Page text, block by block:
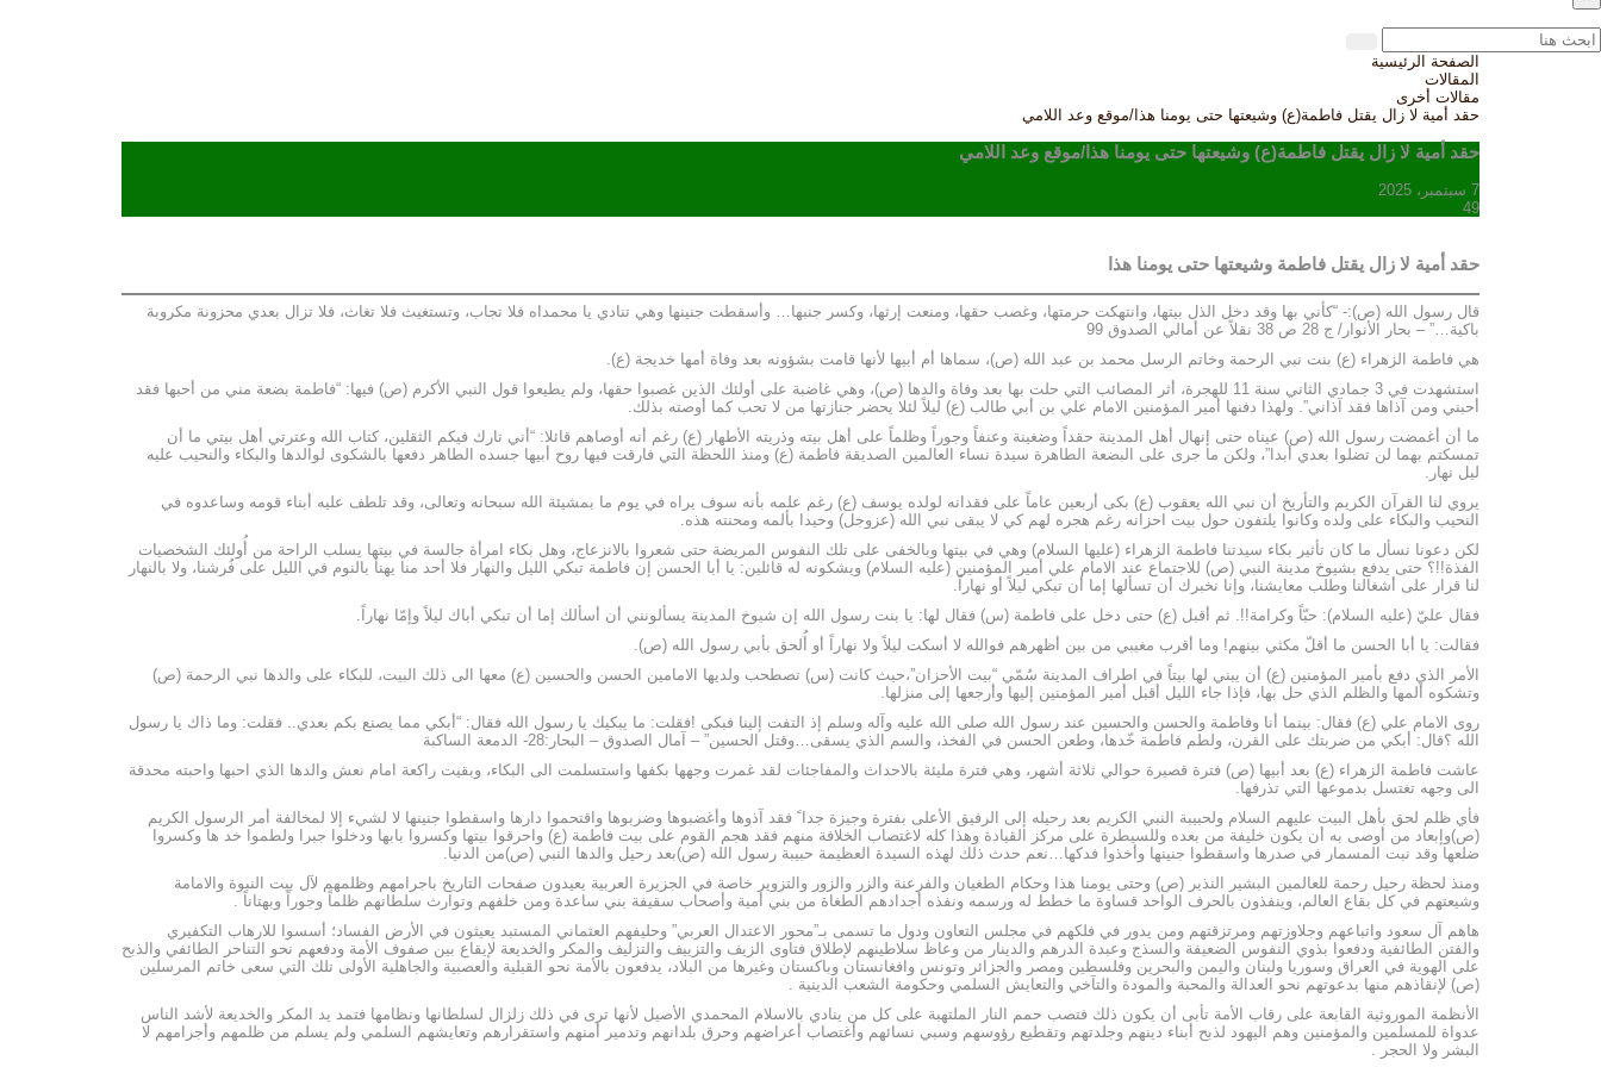
الصفحة الرئيسية
المقالات
مقالات أخرى
حقد أمية لا زال يقتل فاطمة(ع) وشيعتها حتى يومنا هذا/موقع وعد اللامي
حقد أمية لا زال يقتل فاطمة(ع) وشيعتها حتى يومنا هذا/موقع وعد اللامي
7 سبتمبر، 2025
49
حقد أمية لا زال يقتل فاطمة وشيعتها حتى يومنا هذا
قال رسول الله (ص):- “كأني بها وقد دخل الذل بيتها، وانتهكت حرمتها، وغصب حقها، ومنعت إرثها، وكسر جنبها… وأسقطت جنينها وهي تنادي يا محمداه فلا تجاب، وتستغيث فلا تغاث، فلا تزال بعدي محزونة مكروبة
باكية…” – بحار الأنوار/ ج 28 ص 38 نقلاً عن أمالي الصدوق 99
هي فاطمة الزهراء (ع) بنت نبي الرحمة وخاتم الرسل محمد بن عبد الله (ص)، سماها أم أبيها لأنها قامت بشؤونه بعد وفاة أمها خديجة (ع).
استشهدت في 3 جمادي الثاني سنة 11 للهجرة، أثر المصائب التي حلت بها بعد وفاة والدها (ص)، وهي غاضبة على أولئك الذين غصبوا حقها، ولم يطيعوا قول النبي الأكرم (ص) فيها: “فاطمة بضعة مني من أحبها فقد
أحبني ومن آذاها فقد آذاني”. ولهذا دفنها أمير المؤمنين الامام علي بن أبي طالب (ع) ليلاً لئلا يحضر جنازتها من لا تحب كما أوصته بذلك.
ما أن أغمضت رسول الله (ص) عيناه حتى إنهال أهل المدينة حقداً وضغينة وعنفاً وجوراً وظلماً على أهل بيته وذريته الأطهار (ع) رغم أنه أوصاهم قائلا: “أني تارك فيكم الثقلين، كتاب الله وعترتي أهل بيتي ما أن
تمسكتم بهما لن تضلوا بعدي أبدا”، ولكن ما جرى على البضعة الطاهرة سيدة نساء العالمين الصديقة فاطمة (ع) ومنذ اللحظة التي فارقت فيها روح أبيها جسده الطاهر دفعها بالشكوى لوالدها والبكاء والنحيب عليه
ليل نهار.
يروي لنا القرآن الكريم والتأريخ أن نبي الله يعقوب (ع) بكى أربعين عاماً على فقدانه لولده يوسف (ع) رغم علمه بأنه سوف يراه في يوم ما بمشيئة الله سبحانه وتعالى، وقد تلطف عليه أبناء قومه وساعدوه في
النحيب والبكاء على ولده وكانوا يلتفون حول بيت احزانه رغم هجره لهم كي لا يبقى نبي الله (عزوجل) وحيدا بألمه ومحنته هذه.
لكن دعونا نسأل ما كان تأثير بكاء سيدتنا فاطمة الزهراء (عليها السلام) وهي في بيتها وبالخفى على تلك النفوس المريضة حتى شعروا بالانزعاج، وهل بكاء امرأة جالسة في بيتها يسلب الراحة من أُولئك الشخصيات
الفذة‍‍!!؟ حتى يدفع بشيوخ مدينة النبي (ص) للاجتماع عند الامام علي أمير المؤمنين (عليه السلام) ويشكونه له قائلين: يا أبا الحسن إن فاطمة تبكي الليل والنهار فلا أحد منا يهنأ بالنوم في الليل على فُرشنا، ولا بالنهار
لنا قرار على أشغالنا وطلب معايشنا، وإنا نخبرك أن تسألها إما أن تبكي ليلاً أو نهاراً.
فقال عليّ (عليه السلام): حبّاً وكرامة!!. ثم أقبل (ع) حتى دخل على فاطمة (س) فقال لها: يا بنت رسول الله إن شيوخ المدينة يسألونني أن أسألك إما أن تبكي أباك ليلاً وإمّا نهاراً.
فقالت: يا أبا الحسن ما أقلّ مكثي بينهم! وما أقرب مغيبي من بين أظهرهم فوالله لا أسكت ليلاً ولا نهاراً أو أُلحق بأبي رسول الله (ص).
الأمر الذي دفع بأمير المؤمنين (ع) أن يبني لها بيتاً في اطراف المدينة سُمّي “بيت الأحزان”،حيث كانت (س) تصطحب ولديها الامامين الحسن والحسين (ع) معها الى ذلك البيت، للبكاء على والدها نبي الرحمة (ص)
وتشكوه ألمها والظلم الذي حل بها، فإذا جاء الليل أقبل أمير المؤمنين إليها وأرجعها إلى منزلها.
روى الامام علي (ع) فقال: بينما أنا وفاطمة والحسن والحسين عند رسول الله صلى الله عليه وآله وسلم إذ التفت إلينا فبكى !فقلت: ما يبكيك يا رسول الله فقال: “أبكي مما يصنع بكم بعدي.. فقلت: وما ذاك يا رسول
الله ؟قال: أبكي من ضربتك على القرن، ولطم فاطمة خّدها، وطعن الحسن في الفخذ، والسم الذي يسقى…وقتل الحسين” – آمال الصدوق – البحار:28- الدمعة الساكبة
عاشت فاطمة الزهراء (ع) بعد أبيها (ص) فترة قصيرة حوالي ثلاثة أشهر، وهي فترة مليئة بالاحداث والمفاجئات لقد غمرت وجهها بكفها واستسلمت الى البكاء، وبقيت راكعة امام نعش والدها الذي احبها واحبته محدقة
الى وجهه تغتسل بدموعها التي تذرفها.
فأي ظلم لحق بأهل البيت عليهم السلام ولحبيبة النبي الكريم بعد رحيله إلى الرفيق الأعلى بفترة وجيزة جدا ً فقد آذوها وأغضبوها وضربوها واقتحموا دارها واسقطوا جنينها لا لشيء إلا لمخالفة أمر الرسول الكريم
(ص)وإبعاد من أوصى به أن يكون خليفة من بعده وللسيطرة على مركز القيادة وهذا كله لاغتصاب الخلافة منهم فقد هجم القوم على بيت فاطمة (ع) واحرقوا بيتها وكسروا بابها ودخلوا جبرا ولطموا خد ها وكسروا
ضلعها وقد نبت المسمار في صدرها واسقطوا جنينها وأخذوا فدكها…نعم حدث ذلك لهذه السيدة العظيمة حبيبة رسول الله (ص)بعد رحيل والدها النبي (ص)من الدنيا.
ومنذ لحظة رحيل رحمة للعالمين البشير النذير (ص) وحتى يومنا هذا وحكام الطغيان والفرعنة والزر والزور والتزوير خاصة في الجزيرة العربية يعيدون صفحات التاريخ باجرامهم وظلمهم لآل بيت النبوة والامامة
وشيعتهم في كل بقاع العالم، وينفذون بالحرف الواحد قساوة ما خطط له ورسمه ونفذه أجدادهم الطغاة من بني أمية وأصحاب سقيفة بني ساعدة ومن خلفهم وتوارث سلطانهم ظلماً وجوراً وبهتاناً .
هاهم آل سعود واتباعهم وجلاوزتهم ومرتزقتهم ومن يدور في فلكهم في مجلس التعاون ودول ما تسمى بـ”محور الاعتدال العربي” وحليفهم العثماني المستبد يعيثون في الأرض الفساد؛ أسسوا للارهاب التكفيري
والفتن الطائفية ودفعوا بذوي النفوس الضعيفة والسذج وعبدة الدرهم والدينار من وعاظ سلاطينهم لإطلاق فتاوى الزيف والتزييف والتزليف والمكر والخديعة لإيقاع بين صفوف الأمة ودفعهم نحو التناحر الطائفي والذبح
على الهوية في العراق وسوريا ولبنان واليمن والبحرين وفلسطين ومصر والجزائر وتونس وافغانستان وباكستان وغيرها من البلاد، يدفعون بالأمة نحو القبلية والعصبية والجاهلية الأولى تلك التي سعى خاتم المرسلين
(ص) لإنقاذهم منها بدعوتهم نحو العدالة والمحبة والمودة والتآخي والتعايش السلمي وحكومة الشعب الدينية .
الأنظمة الموروثية القابعة على رقاب الأمة تأبى أن يكون ذلك فتصب حمم النار الملتهبة على كل من ينادي بالاسلام المحمدي الأصيل لأنها ترى في ذلك زلزال لسلطانها ونظامها فتمد يد المكر والخديعة لأشد الناس
عدواة للمسلمين والمؤمنين وهم اليهود لذبح أبناء دينهم وجلدتهم وتقطيع رؤوسهم وسبي نسائهم وأغتصاب أعراضهم وحرق بلدانهم وتدمير أمنهم واستقرارهم وتعايشهم السلمي ولم يسلم من ظلمهم وأجرامهم لا
البشر ولا الحجر .